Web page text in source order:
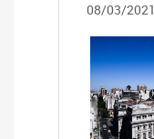
08/03/2021